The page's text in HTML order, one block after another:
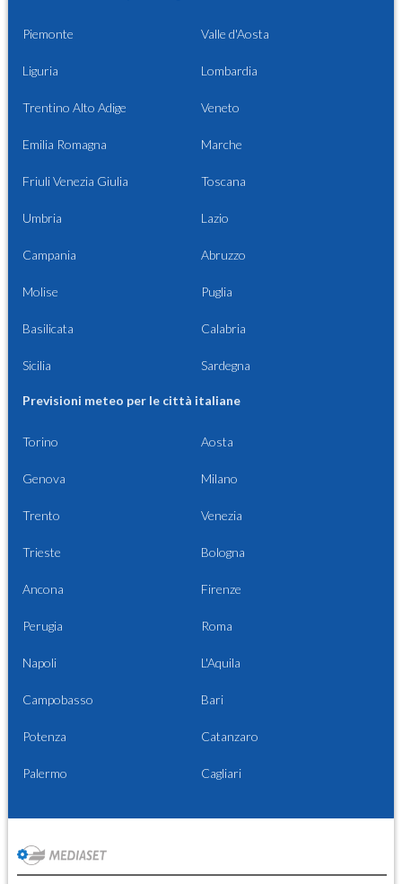
Piemonte Valle d'Aosta
Liguria Lombardia
Trentino Alto Adige Veneto
Emilia Romagna Marche
Friuli Venezia Giulia Toscana
Umbria Lazio
Campania Abruzzo
Molise Puglia
Basilicata Calabria
Sicilia Sardegna
Previsioni meteo per le città italiane
Torino Aosta
Genova Milano
Trento Venezia
Trieste Bologna
Ancona Firenze
Perugia Roma
Napoli L'Aquila
Campobasso Bari
Potenza Catanzaro
Palermo Cagliari